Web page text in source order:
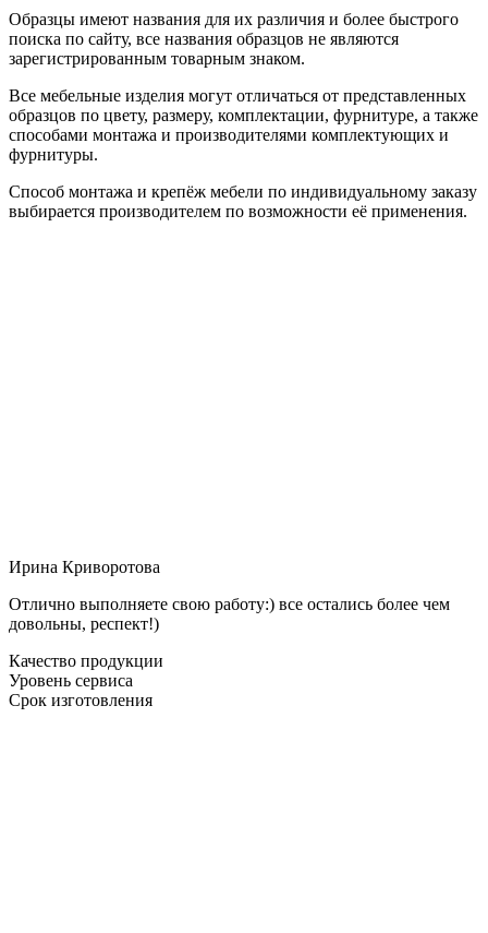
Образцы имеют названия для их различия и более быстрого
поиска по сайту, все названия образцов не являются
зарегистрированным товарным знаком.
Все мебельные изделия могут отличаться от представленных
образцов по цвету, размеру, комплектации, фурнитуре, а также
способами монтажа и производителями комплектующих и
фурнитуры.
Способ монтажа и крепёж мебели по индивидуальному заказу
выбирается производителем по возможности её применения.
Ирина Криворотова
Отлично выполняете свою работу:) все остались более чем
довольны, респект!)
Качество продукции
Уровень сервиса
Срок изготовления